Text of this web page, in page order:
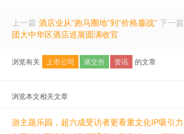
上一篇 酒店业从“跑马圈地”到“价格鏖战” 下一篇
团大中华区酒店巡展圆满收官
浏览有关 上市公司 港交所 资讯 的文章
浏览本文相关文章
游主题乐园，超六成受访者更看重文化IP吸引力